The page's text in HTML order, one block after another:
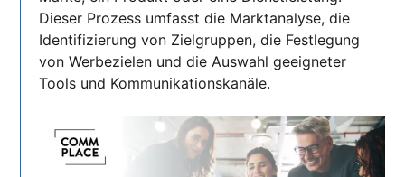
Dieser Prozess umfasst die Marktanalyse, die
Identifizierung von Zielgruppen, die Festlegung
von Werbezielen und die Auswahl geeigneter
Tools und Kommunikationskanäle.